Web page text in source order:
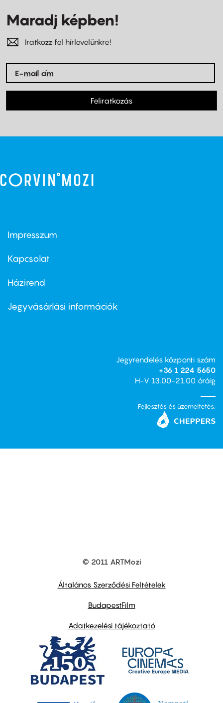
Maradj képben!
Iratkozz fel hírlevelünkre!
Feliratkozás
Footer
first
Impresszum
Kapcsolat
Footer
second
Házirend
Jegyvásárlási információk
Jegyrendelés központi szám
+36 1 224 5650
H-V 13.00-21.00 óráig
Fejlesztés és üzemeltetés:
© 2011 ARTMozi
Általános Szerződési Feltételek
BudapestFilm
Adatkezelési tájékoztató